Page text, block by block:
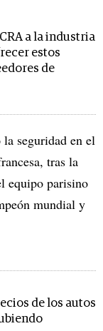
a la industria
estos
de
seguridad en el
tras la
equipo parisino
mundial y
de los autos